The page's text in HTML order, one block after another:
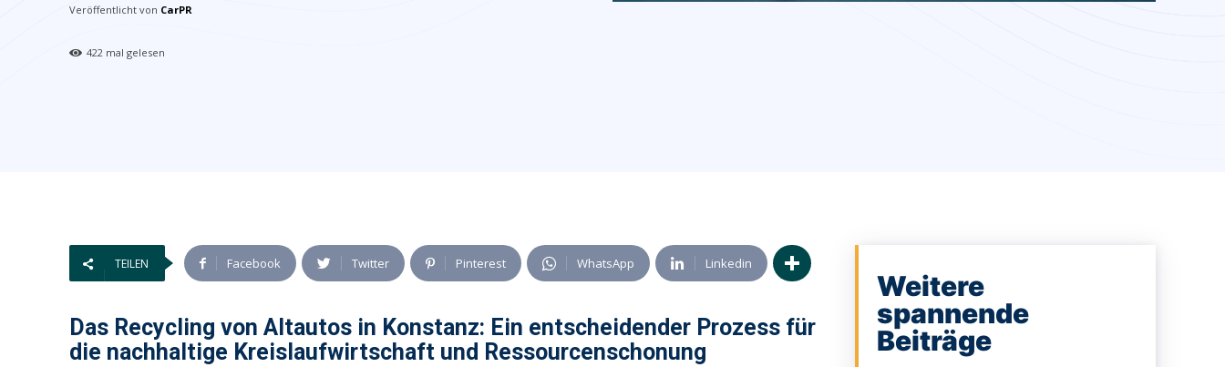
Veröffentlicht von CarPR
422 mal gelesen
TEILEN Facebook Twitter Pinterest WhatsApp Linkedin
Das Recycling von Altautos in Konstanz: Ein entscheidender Prozess für
die nachhaltige Kreislaufwirtschaft und Ressourcenschonung
Weitere
spannende
Beiträge